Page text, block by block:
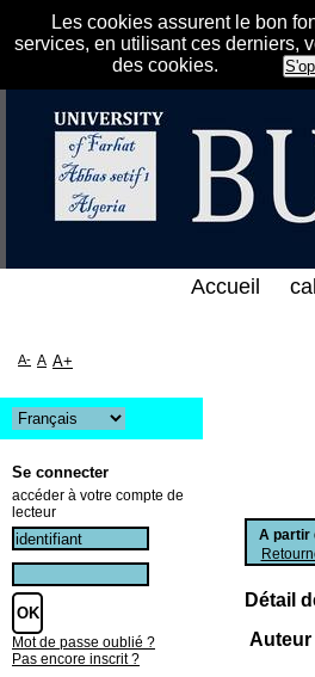
Les cookies assurent le bon
services, en utilisant ces derniers,
des cookies.
المباشر لمكتبة كلية
A partir
Détail
Accueil
A- A A+
Se connecter
accéder à votre compte de
lecteur
Mot de passe oublié ?
Pas encore inscrit ?